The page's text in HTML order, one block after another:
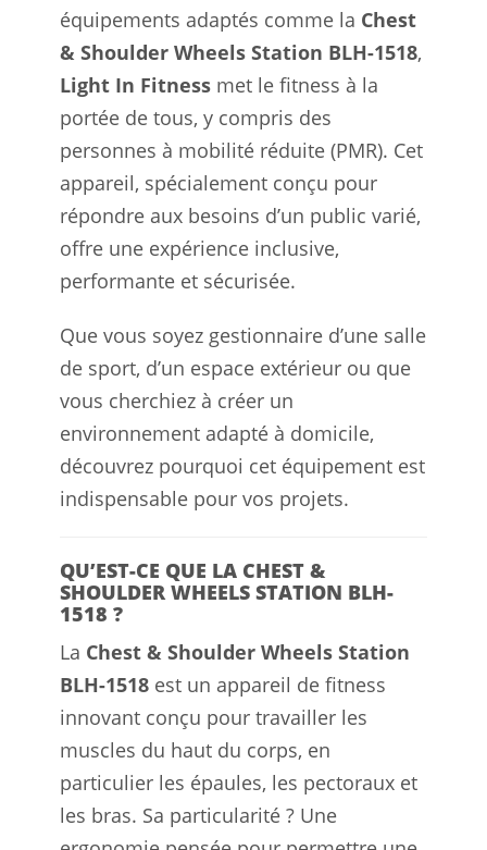
équipements adaptés comme la Chest
& Shoulder Wheels Station BLH-1518,
Light In Fitness met le fitness à la
portée de tous, y compris des
personnes à mobilité réduite (PMR). Cet
appareil, spécialement conçu pour
répondre aux besoins d’un public varié,
offre une expérience inclusive,
performante et sécurisée.
Que vous soyez gestionnaire d’une salle
de sport, d’un espace extérieur ou que
vous cherchiez à créer un
environnement adapté à domicile,
découvrez pourquoi cet équipement est
indispensable pour vos projets.
QU’EST-CE QUE LA CHEST &
SHOULDER WHEELS STATION BLH-
1518 ?
La Chest & Shoulder Wheels Station
BLH-1518 est un appareil de fitness
innovant conçu pour travailler les
muscles du haut du corps, en
particulier les épaules, les pectoraux et
les bras. Sa particularité ? Une